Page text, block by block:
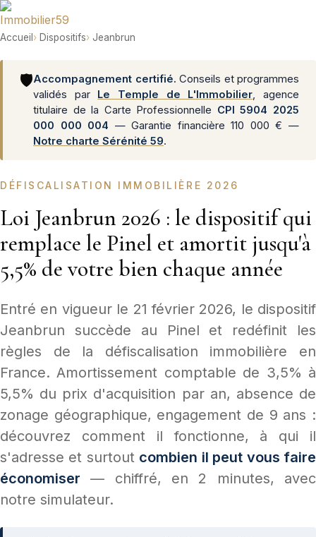
Accueil › Dispositifs› Jeanbrun
🛡️Accompagnement certifié. Conseils et programmes
validés par Le Temple de L'Immobilier, agence
titulaire de la Carte Professionnelle CPI 5904 2025
000 000 004 — Garantie financière 110 000 € —
Notre charte Sérénité 59.
DÉFISCALISATION IMMOBILIÈRE 2026
Loi Jeanbrun 2026 : le dispositif qui
remplace le Pinel et amortit jusqu'à
5,5% de votre bien chaque année
Entré en vigueur le 21 février 2026, le dispositif
Jeanbrun succède au Pinel et redéfinit les
règles de la défiscalisation immobilière en
France. Amortissement comptable de 3,5% à
5,5% du prix d'acquisition par an, absence de
zonage géographique, engagement de 9 ans :
découvrez comment il fonctionne, à qui il
s'adresse et surtout combien il peut vous faire
économiser — chiffré, en 2 minutes, avec
notre simulateur.